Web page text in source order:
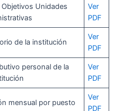
Unidades
Ver
PDF
de la institución
Ver
PDF
personal de la
Ver
PDF
mensual por puesto
Ver
PDF